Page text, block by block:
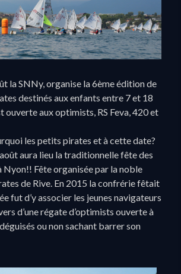
la SNNy, organise la 6ème édition de
destinés aux enfants entre 7 et 18
ouverte aux optimists, RS Feva, 420 et
les petits pirates et à cette date?
aura lieu la traditionnelle fête des
Nyon!! Fête organisée par la noble
de Rive. En 2015 la confrérie fêtait
fut d’y associer les jeunes navigateurs
d’une régate d’optimists ouverte à
ou non sachant barrer son